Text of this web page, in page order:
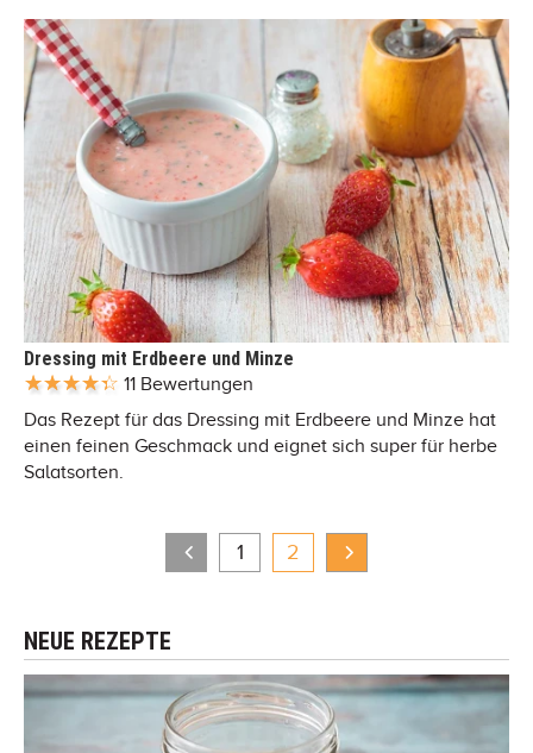
Dressing mit Erdbeere und Minze
11 Bewertungen
Das Rezept für das Dressing mit Erdbeere und Minze hat
einen feinen Geschmack und eignet sich super für herbe
Salatsorten.
1 2
NEUE REZEPTE